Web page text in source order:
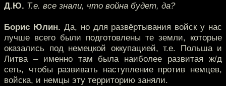
Д.Ю. Т.е. все знали, что война будет, да?
Борис Юлин. Да, но для развёртывания войск у нас
лучше всего были подготовлены те земли, которые
оказались под немецкой оккупацией, т.е. Польша и
Литва – именно там была наиболее развитая ж/д
сеть, чтобы развивать наступление против немцев,
войска, и немцы эту территорию заняли.